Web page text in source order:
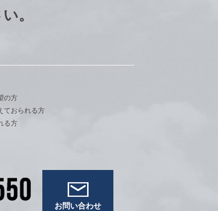
。
の方
ておられる方
る方
お問い合わせ